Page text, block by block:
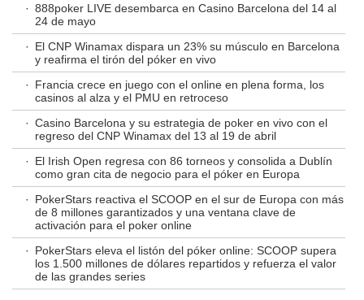
· 888poker LIVE desembarca en Casino Barcelona del 14 al
24 de mayo
·
El CNP Winamax dispara un 23% su músculo en Barcelona
y reafirma el tirón del póker en vivo
·
Francia crece en juego con el online en plena forma, los
casinos al alza y el PMU en retroceso
· Casino Barcelona y su estrategia de poker en vivo con el
regreso del CNP Winamax del 13 al 19 de abril
·
El Irish Open regresa con 86 torneos y consolida a Dublín
como gran cita de negocio para el póker en Europa
·
PokerStars reactiva el SCOOP en el sur de Europa con más
de 8 millones garantizados y una ventana clave de
activación para el poker online
·
PokerStars eleva el listón del póker online: SCOOP supera
los 1.500 millones de dólares repartidos y refuerza el valor
de las grandes series